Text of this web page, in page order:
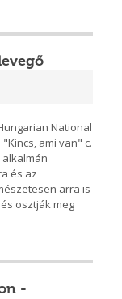
National
ami van" c.
és az
arra is
osztják meg
-